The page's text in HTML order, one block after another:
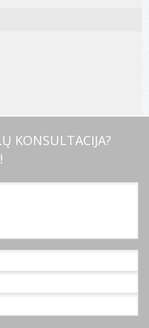
KONSULTACIJA?